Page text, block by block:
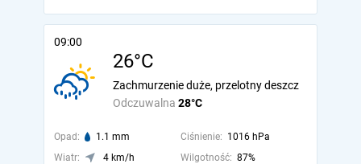
09:00
26°C
Odczuwalna 28°C
Zachmurzenie duże, przelotny deszcz
Opad: 1.1 mm Ciśnienie: 1016 hPa
Wiatr:
4 km/h Wilgotność: 87%